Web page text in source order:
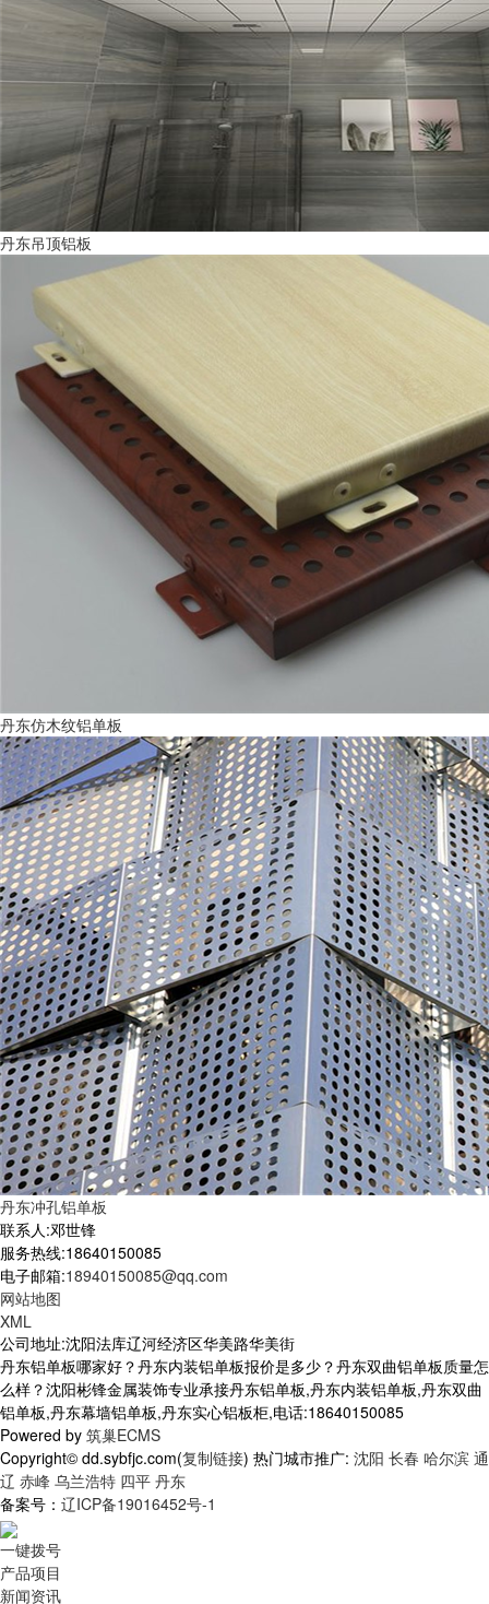
丹东吊顶铝板
丹东仿木纹铝单板
丹东冲孔铝单板
联系人:邓世锋
服务热线:18640150085
电子邮箱:18940150085@qq.com
网站地图
XML
公司地址:沈阳法库辽河经济区华美路华美街
丹东铝单板哪家好？丹东内装铝单板报价是多少？丹东双曲铝单板质量怎
么样？沈阳彬锋金属装饰专业承接丹东铝单板,丹东内装铝单板,丹东双曲
铝单板,丹东幕墙铝单板,丹东实心铝板柜,电话:18640150085
Powered by 筑巢ECMS
Copyright© dd.sybfjc.com(复制链接) 热门城市推广: 沈阳 长春 哈尔滨 通
辽 赤峰 乌兰浩特 四平 丹东
备案号： 辽ICP备19016452号-1
一键拨号
产品项目
新闻资讯